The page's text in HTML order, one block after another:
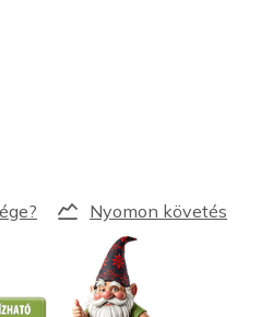
Nyomon követés